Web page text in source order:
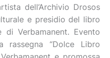
dell’Archivio Drosos
e presidio del libro
di Verbamanent. Evento
rassegna “Dolce Libro